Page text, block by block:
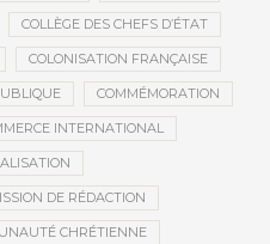
COLLÈGE DES CHEFS D’ÉTAT
COLONISATION FRANÇAISE
COMMÉMORATION
INTERNATIONAL
DE RÉDACTION
CHRÉTIENNE